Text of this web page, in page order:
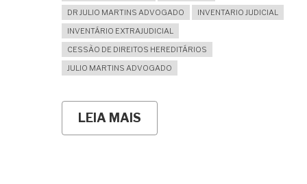
DR JULIO MARTINS ADVOGADO
INVENTARIO JUDICIAL
INVENTÁRIO EXTRAJUDICIAL
CESSÃO DE DIREITOS HEREDITÁRIOS
JULIO MARTINS ADVOGADO
LEIA MAIS
INVENTÁRIO: